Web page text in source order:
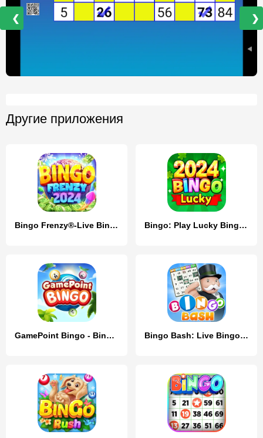
❮ ❯
Другие приложения
Bingo Frenzy®-Live Bingo Games Bingo: Play Lucky Bingo Games
GamePoint Bingo - Bingo games Bingo Bash: Live Bingo Games